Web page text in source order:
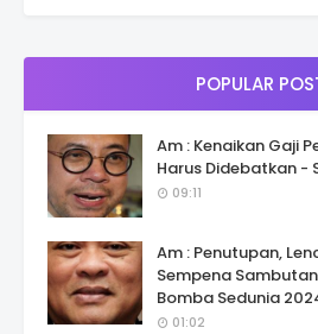
POPULAR
Am : Kenaikan Gaji
Harus Didebatkan -
09:11
Am : Penutupan,
Sempena
Bomba Sedunia
01:02